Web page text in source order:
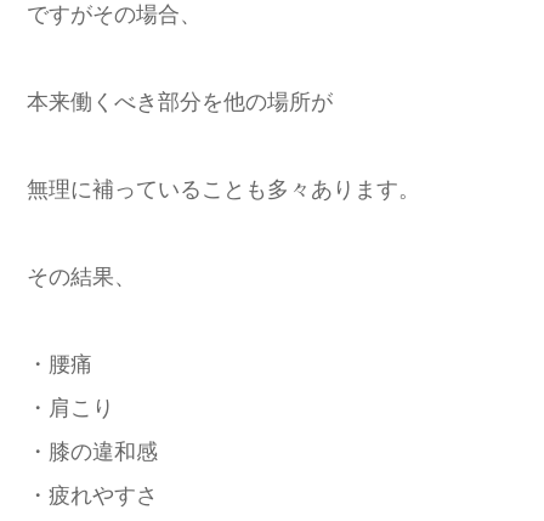
ですがその場合、
本来働くべき部分を他の場所が
無理に補っていることも多々あります。
その結果、
・腰痛
・肩こり
・膝の違和感
・疲れやすさ